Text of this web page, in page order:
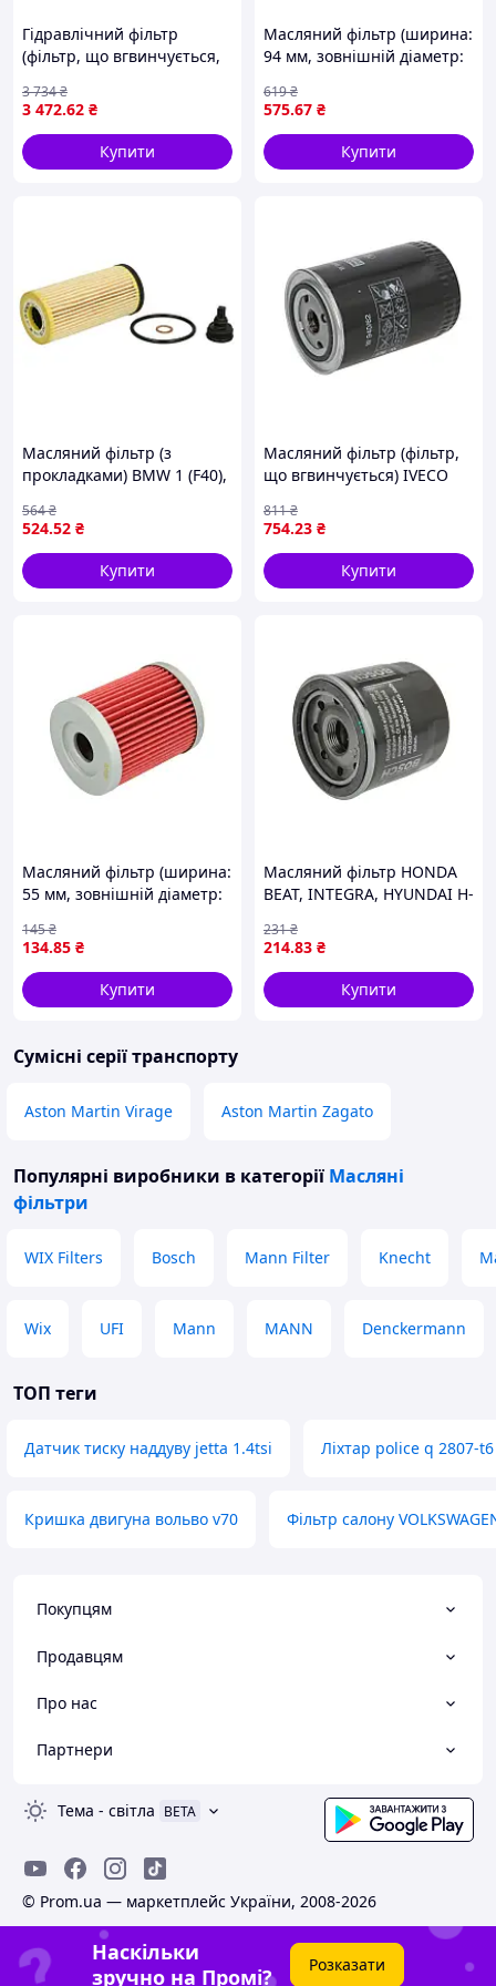
Гідравлічний фільтр
(фільтр, що вгвинчується,
фільтр) DEUTZ FAHR 100,
100 MK3, 105, 105 MK3, 106
MK2, 106
3 472.62 ₴
3 734₴
Купити
Масляний фільтр (ширина:
94 мм, зовнішній діаметр:
FLHR, FLHT, FLHTC, FLHTCI,
FLHTCU, FLHTCUI, FLSTF,
575.67 ₴
619₴
Купити
Масляний фільтр (з
прокладками) BMW 1 (F40),
(F44), 2 GRAN TOURER (F46),
2 GRAN TOURER VAN (F46),
X1 (F48),
524.52 ₴
564₴
Купити
Масляний фільтр (фільтр,
що вгвинчується) IVECO
II, FIAT DUCATO, PEUGEOT
BOXER, AEBI TERRATRAC
754.23 ₴
811₴
Купити
Масляний фільтр (ширина:
55 мм, зовнішній діаметр:
MAX SYM, YAMAHA CP, YP
250/400 1998-2020 HIFLO
HF972
134.85 ₴
145₴
Купити
Масляний фільтр HONDA
BEAT, INTEGRA, HYUNDAI H-
CARENS I, CARNIVAL I,
CLARUS, PRIDE, RIO I,
SEPHIA, SEPHIA
214.83 ₴
231₴
Купити
Сумісні серії транспорту
Aston Martin Virage Aston Martin Zagato
Популярні виробники в категорії Масляні
фільтри
WIX Filters Bosch Mann Filter Knecht
Wix UFI Mann MANN Denckermann
ТОП теги
Датчик тиску наддуву jetta 1.4tsi Ліхтар police q 2807-t6
Кришка двигуна вольво v70 Фільтр салону
Покупцям
Продавцям
Про нас
Партнери
Тема - світла BETA
© Prom.ua — маркетплейс України, 2008-2026
Наскільки
зручно на Промі?
Розказати